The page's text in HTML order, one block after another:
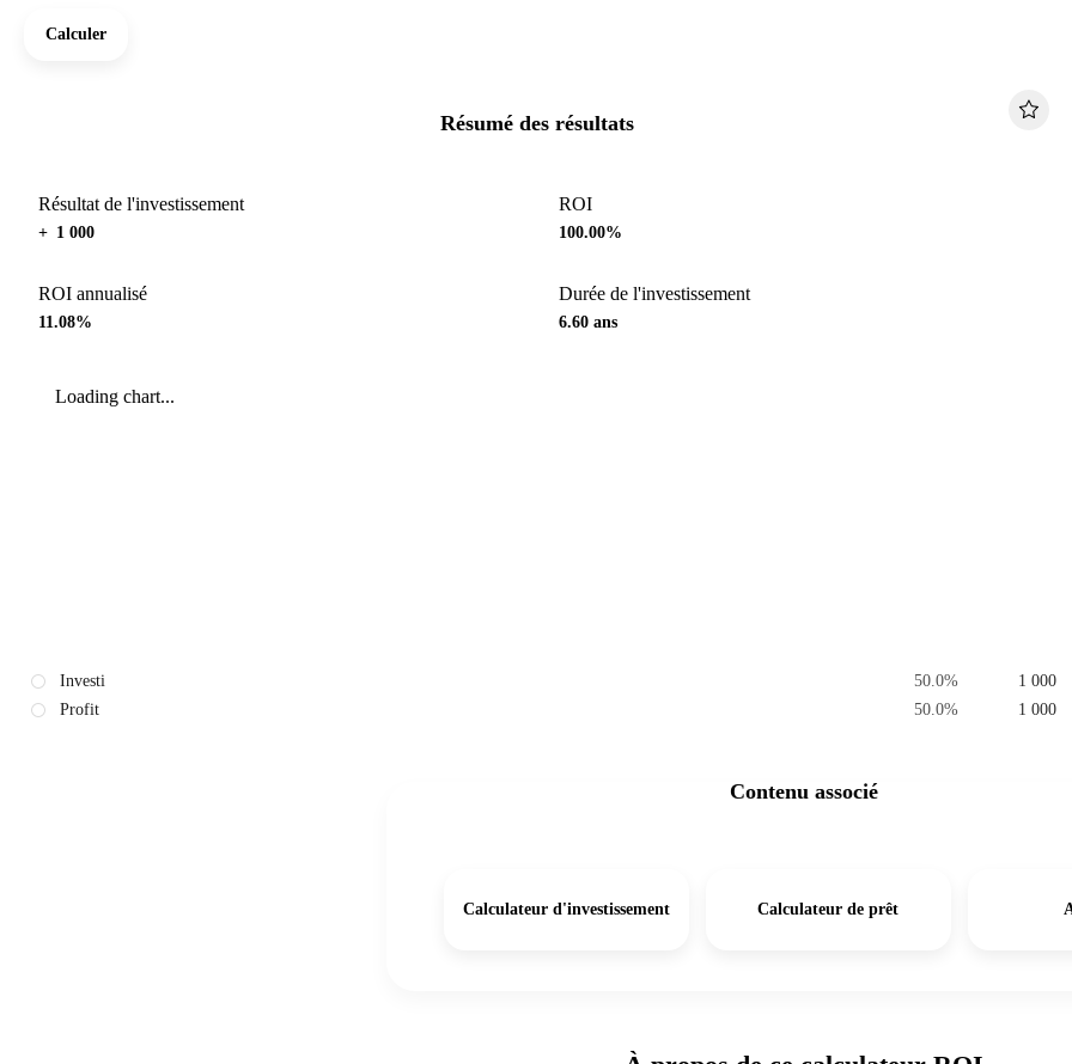
Calculer
Résumé des résultats
Résultat de l'investissement
+ 1 000
ROI
100.00%
ROI annualisé
11.08%
Durée de l'investissement
6.60 ans
Loading chart...
Investi 50.0%
1 000
Profit
50.0% 1 000
Contenu associé
Calculateur d'investissement Calculateur de prêt